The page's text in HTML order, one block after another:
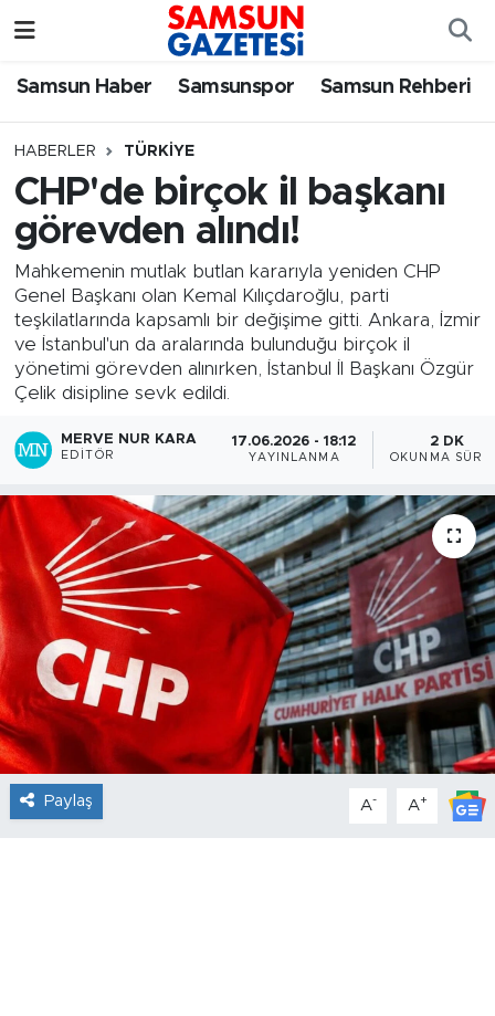
Samsun Haber Samsunspor Samsun Rehberi
HABERLER TÜRKIYE
CHP'de birçok il başkanı
görevden alındı!
Mahkemenin mutlak butlan kararıyla yeniden CHP
Genel Başkanı olan Kemal Kılıçdaroğlu, parti
teşkilatlarında kapsamlı bir değişime gitti. Ankara, İzmir
ve İstanbul'un da aralarında bulunduğu birçok il
yönetimi görevden alınırken, İstanbul İl Başkanı Özgür
Çelik disipline sevk edildi.
MERVE NUR KARA
EDITÖR
17.06.2026 - 18:12
YAYINLANMA
2 DK
OKUNMA
Paylaş A- A+
Samsun Haber
Samsunspor
Samsun Rehberi
Samsun Nöbetçi Eczaneler
Samsun Hava Durumu
SAMSUN Namaz Vakitleri
Süper Lig Puan Durumu ve Fikstür
Tüm Manşetler